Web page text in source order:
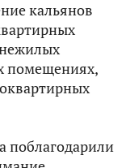
кальянов
помещениях,
поблагодарили